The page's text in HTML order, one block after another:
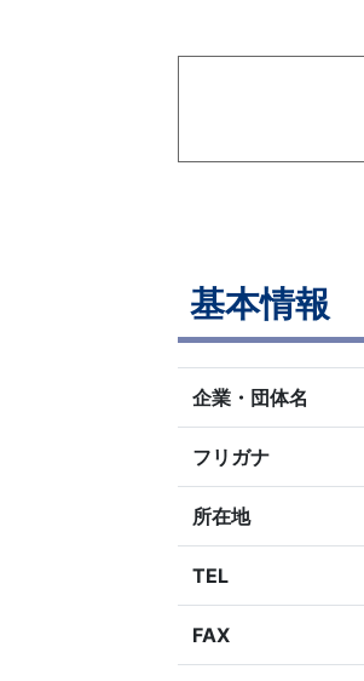
基本情報
企業・団体名
フリガナ
所在地
TEL
FAX